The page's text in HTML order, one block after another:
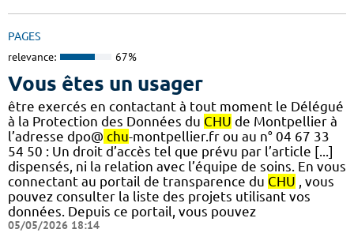
PAGES
relevance: 67%
Vous êtes un usager
être exercés en contactant à tout moment le Délégué
à la Protection des Données du CHU de Montpellier à
l’adresse dpo@ chu-montpellier.fr ou au n° 04 67 33
54 50 : Un droit d’accès tel que prévu par l’article [...]
dispensés, ni la relation avec l’équipe de soins. En vous
connectant au portail de transparence du CHU , vous
pouvez consulter la liste des projets utilisant vos
données. Depuis ce portail, vous pouvez
05/05/2026 18:14